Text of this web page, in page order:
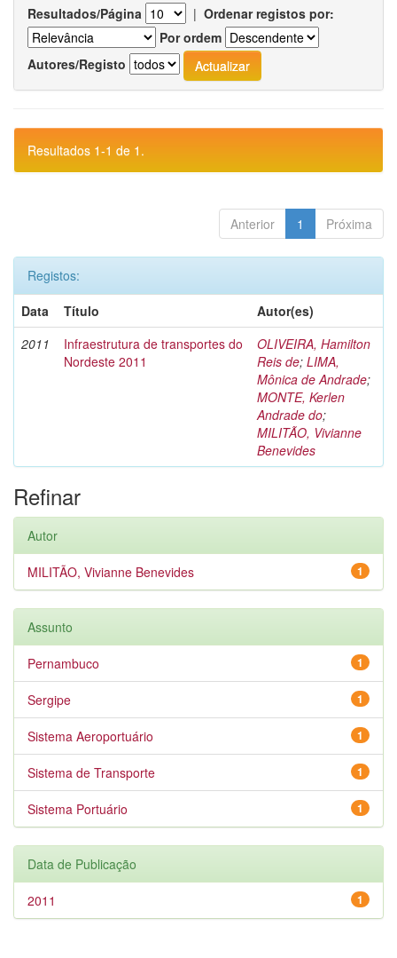
Resultados/Página | Ordenar registos por:
Por ordem
Autores/Registo
Resultados 1-1 de 1.
Anterior 1 Próxima
Registos:
Data
Título
Autor(es)
2011
Infraestrutura de transportes do
Nordeste 2011
OLIVEIRA, Hamilton
Reis de; LIMA,
Mônica de Andrade;
MONTE, Kerlen
Andrade do;
MILITÃO, Vivianne
Benevides
Refinar
Autor
1
MILITÃO, Vivianne Benevides
Assunto
1
Pernambuco
1
Sergipe
1
Sistema Aeroportuário
1
Sistema de Transporte
1
Sistema Portuário
Data de Publicação
1
2011